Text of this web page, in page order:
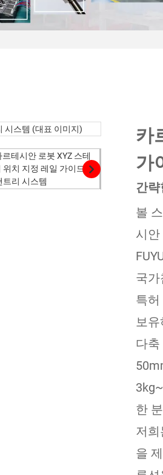
카
가
간
볼
시안
국
특
보
다
한
저희
을